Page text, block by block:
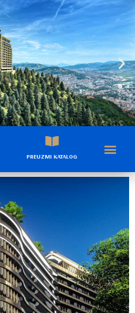
PREUZMI KATALOG